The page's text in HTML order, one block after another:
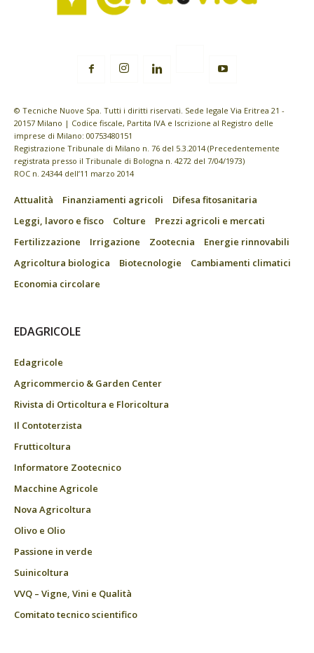
© Tecniche Nuove Spa. Tutti i diritti riservati. Sede legale Via Eritrea 21 -
20157 Milano | Codice fiscale, Partita IVA e Iscrizione al Registro delle
imprese di Milano: 00753480151
Registrazione Tribunale di Milano n. 76 del 5.3.2014 (Precedentemente
registrata presso il Tribunale di Bologna n. 4272 del 7/04/1973)
ROC n. 24344 dell’11 marzo 2014
Attualità Finanziamenti agricoli
Difesa fitosanitaria
Leggi, lavoro e fisco
Colture
Prezzi agricoli e mercati
Fertilizzazione
Irrigazione Zootecnia
Energie rinnovabili
Agricoltura biologica
Biotecnologie
Cambiamenti climatici
Economia circolare
EDAGRICOLE
Edagricole
Agricommercio & Garden Center
Rivista di Orticoltura e Floricoltura
Il Contoterzista
Frutticoltura
Informatore Zootecnico
Macchine Agricole
Nova Agricoltura
Olivo e Olio
Passione in verde
Suinicoltura
VVQ – Vigne, Vini e Qualità
Comitato tecnico scientifico